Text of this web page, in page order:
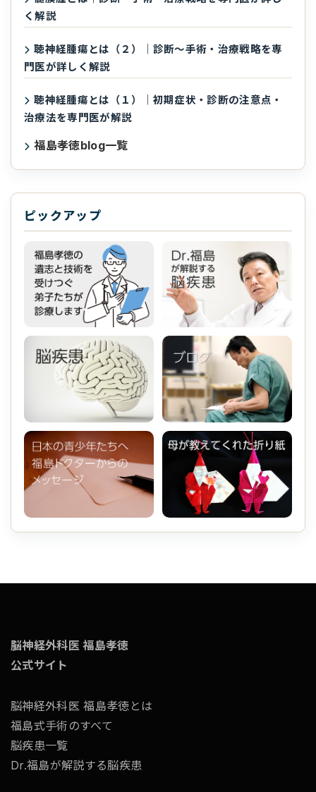
く解説
聴神経腫瘍とは（２）｜診断〜手術・治療戦略を専
門医が詳しく解説
聴神経腫瘍とは（１）｜初期症状・診断の注意点・
治療法を専門医が解説
福島孝徳blog一覧
ピックアップ
脳神経外科医 福島孝徳
公式サイト
脳神経外科医 福島孝徳とは
福島式手術のすべて
脳疾患一覧
Dr.福島が解説する脳疾患